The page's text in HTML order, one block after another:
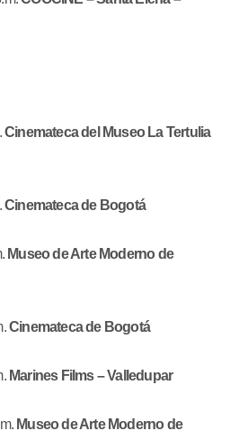
Cinemateca del Museo La Tertulia
Cinemateca de Bogotá
Museo de Arte Moderno de
Cinemateca de Bogotá
Marines Films – Valledupar
Museo de Arte Moderno de